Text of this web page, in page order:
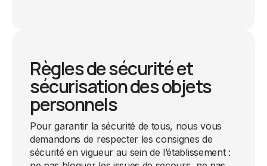
Règles de sécurité et
sécurisation des objets
personnels
Pour garantir la sécurité de tous, nous vous
demandons de respecter les consignes de
sécurité en vigueur au sein de l’établissement :